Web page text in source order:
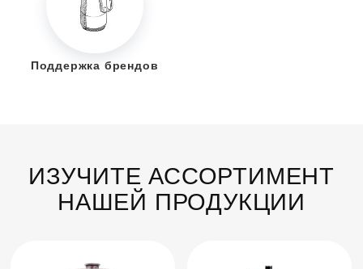
Поддержка брендов
ИЗУЧИТЕ АССОРТИМЕНТ
НАШЕЙ ПРОДУКЦИИ